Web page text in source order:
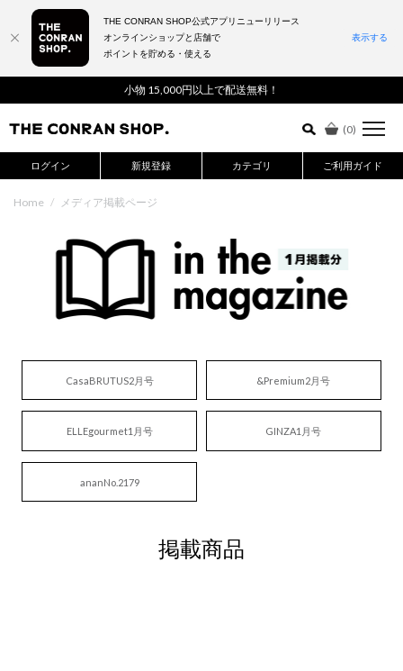
小物 15,000円以上で配送無料！
(0)
ログイン 新規登録 カテゴリ ご利用ガイド
詳細検索はこちら
Home / メディア掲載ページ
CasaBRUTUS2月号 &Premium2月号
ELLEgourmet1月号 GINZA1月号
ananNo.2179
掲載商品
THE CONRAN SHOP公式アプリニューリリース
オンラインショップと店舗で
ポイントを貯める・使える
表示する